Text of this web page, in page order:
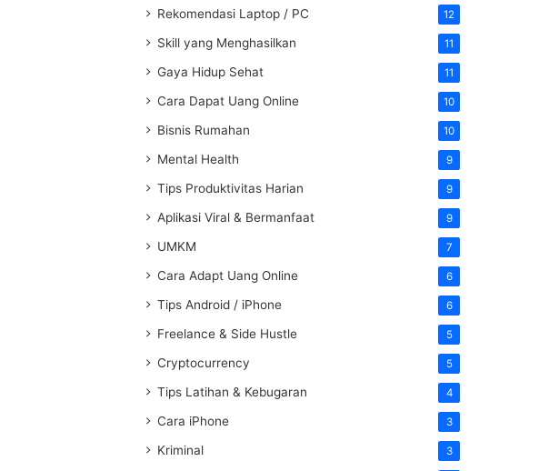
Rekomendasi Laptop / PC 12
Skill yang Menghasilkan 11
Gaya Hidup Sehat 11
Cara Dapat Uang Online 10
Bisnis Rumahan 10
Mental Health 9
Tips Produktivitas Harian 9
Aplikasi Viral & Bermanfaat 9
UMKM 7
Cara Adapt Uang Online 6
Tips Android / iPhone 6
Freelance & Side Hustle 5
Cryptocurrency 5
Tips Latihan & Kebugaran 4
Cara iPhone 3
Kriminal 3